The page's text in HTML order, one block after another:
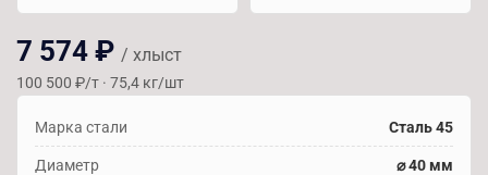
7 574 ₽ / хлыст
100 500 ₽/т · 75,4 кг/шт
Марка стали Сталь 45
Диаметр ⌀ 40 мм